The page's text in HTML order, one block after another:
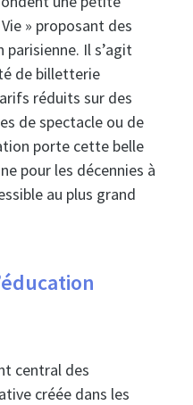
» proposant des
Il s’agit
de billetterie
réduits sur des
de spectacle ou de
porte cette belle
pour les décennies à
au plus grand
central des
créée dans les